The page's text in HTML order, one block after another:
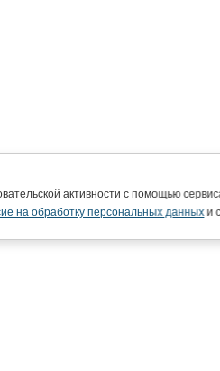
активности с помощью
на обработку персональных данныхи